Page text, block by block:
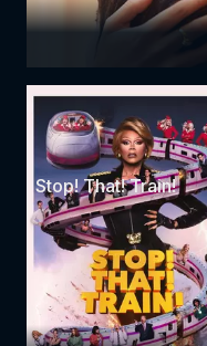
Stop! That! Train!